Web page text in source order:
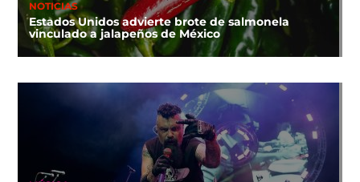
NOTICIAS
Estados Unidos advierte brote de salmonela
vinculado a jalapeños de México